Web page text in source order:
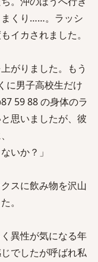
まくり……。ラッシ
イカされました。
がりました。もう
に男子高校生だけ
59 88 の身体のラ
思いましたが、彼
ないか？」
スに飲み物を沢山
。
異性が気になる年
でしたが呼ばれ私